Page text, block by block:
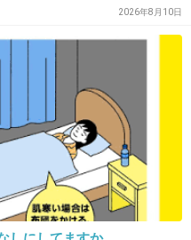
の大光銀行が１５億
島根銀行が８億円の
の恐れがあると相次
+62
2026年8月10日